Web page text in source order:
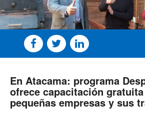
En Atacama: programa
ofrece capacitación
pequeñas empresas y sus